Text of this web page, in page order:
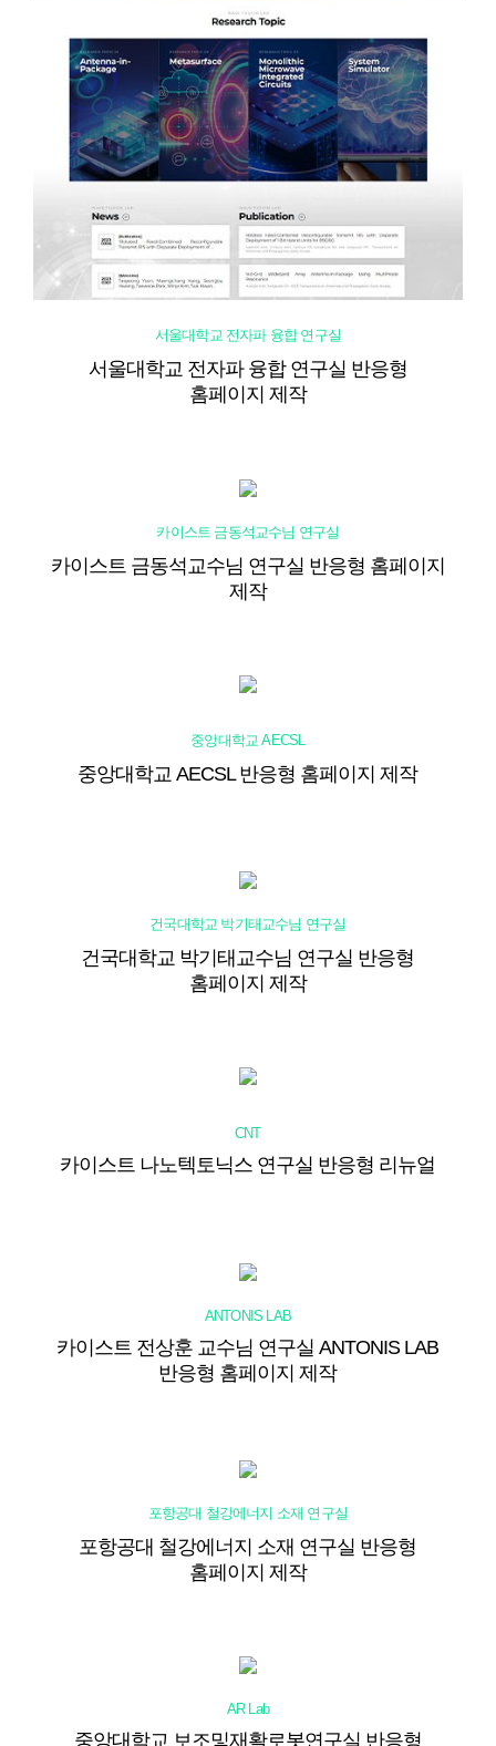
서울대학교 전자파 융합 연구실
서울대학교 전자파 융합 연구실 반응형
홈페이지 제작
카이스트 금동석교수님 연구실
카이스트 금동석교수님 연구실 반응형 홈페이지
제작
중앙대학교 AECSL
중앙대학교 AECSL 반응형 홈페이지 제작
건국대학교 박기태교수님 연구실
건국대학교 박기태교수님 연구실 반응형
홈페이지 제작
CNT
카이스트 나노텍토닉스 연구실 반응형 리뉴얼
ANTONIS LAB
카이스트 전상훈 교수님 연구실 ANTONIS LAB
반응형 홈페이지 제작
포항공대 철강에너지 소재 연구실
포항공대 철강에너지 소재 연구실 반응형
홈페이지 제작
AR Lab
중앙대학교 보조및재활로봇연구실 반응형